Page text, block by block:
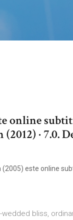
online
· 7.0.
este online
bliss,